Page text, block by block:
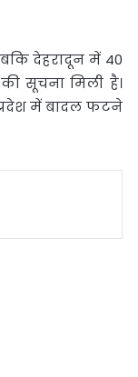
देहरादून में 40
सूचना मिली है।
में बादल फटने